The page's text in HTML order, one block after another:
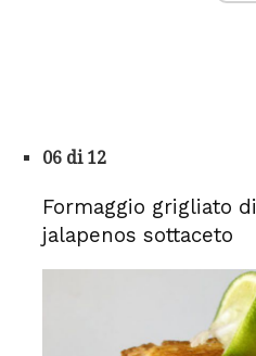
06 di 12
Formaggio grigliato
jalapenos sottaceto